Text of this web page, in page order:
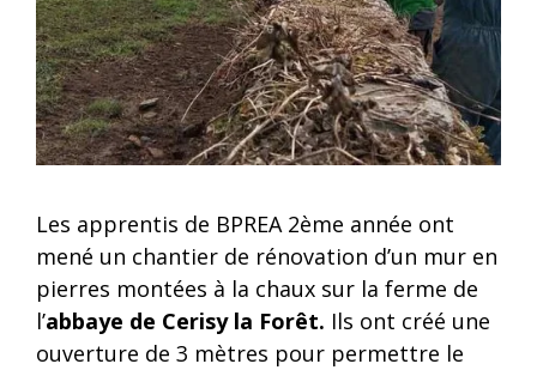
Les apprentis de BPREA 2ème année ont
mené un chantier de rénovation d’un mur en
pierres montées à la chaux sur la ferme de
l’abbaye de Cerisy la Forêt. Ils ont créé une
ouverture de 3 mètres pour permettre le